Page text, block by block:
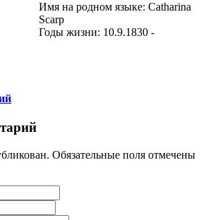
Имя на родном языке: Catharina
Scarp
Годы жизни: 10.9.1830 -
Обязательные поля отмечены